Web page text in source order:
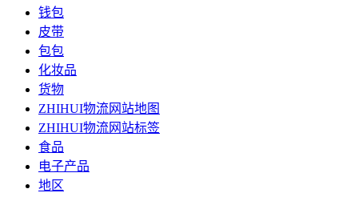
钱包
皮带
包包
化妆品
货物
ZHIHUI物流网站地图
ZHIHUI物流网站标签
食品
电子产品
地区